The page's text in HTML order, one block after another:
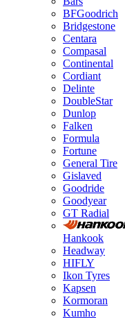
BFGoodrich
Bridgestone
Centara
Compasal
Continental
Cordiant
Delinte
DoubleStar
Dunlop
Falken
Formula
Fortune
General Tire
Gislaved
Goodride
Goodyear
GT Radial
Hankook
Headway
HIFLY
Ikon Tyres
Kapsen
Kormoran
Kumho